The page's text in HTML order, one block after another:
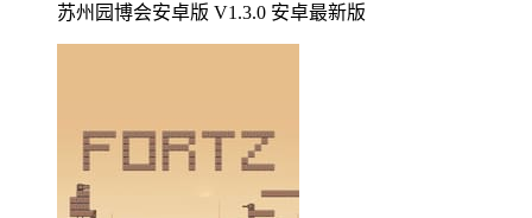
苏州园博会安卓版 V1.3.0 安卓最新版